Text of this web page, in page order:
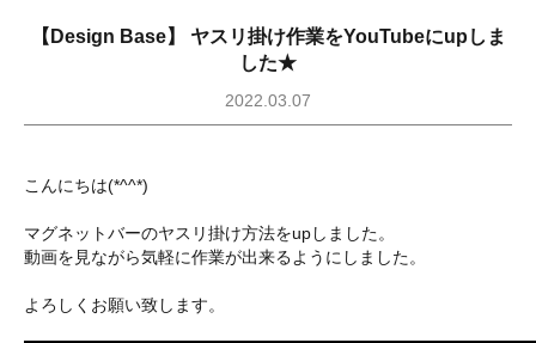
【Design Base】 ヤスリ掛け作業をYouTubeにupしま
した★
2022.03.07
こんにちは(*^^*)
マグネットバーのヤスリ掛け方法をupしました。
動画を見ながら気軽に作業が出来るようにしました。
よろしくお願い致します。